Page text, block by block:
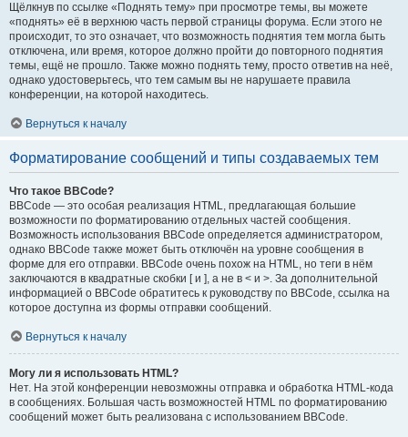
Щёлкнув по ссылке «Поднять тему» при просмотре темы, вы можете
«поднять» её в верхнюю часть первой страницы форума. Если этого не
происходит, то это означает, что возможность поднятия тем могла быть
отключена, или время, которое должно пройти до повторного поднятия
темы, ещё не прошло. Также можно поднять тему, просто ответив на неё,
однако удостоверьтесь, что тем самым вы не нарушаете правила
конференции, на которой находитесь.
Вернуться к началу
Форматирование сообщений и типы создаваемых тем
Что такое BBCode?
BBCode — это особая реализация HTML, предлагающая большие
возможности по форматированию отдельных частей сообщения.
Возможность использования BBCode определяется администратором,
однако BBCode также может быть отключён на уровне сообщения в
форме для его отправки. BBCode очень похож на HTML, но теги в нём
заключаются в квадратные скобки [ и ], а не в < и >. За дополнительной
информацией о BBCode обратитесь к руководству по BBCode, ссылка на
которое доступна из формы отправки сообщений.
Вернуться к началу
Могу ли я использовать HTML?
Нет. На этой конференции невозможны отправка и обработка HTML-кода
в сообщениях. Большая часть возможностей HTML по форматированию
сообщений может быть реализована с использованием BBCode.